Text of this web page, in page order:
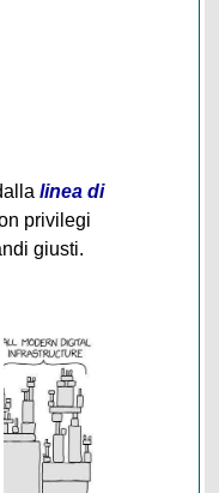
linea di
privilegi
giusti.